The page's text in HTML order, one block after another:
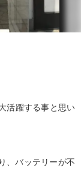
活躍する事と思い
、バッテリーが不